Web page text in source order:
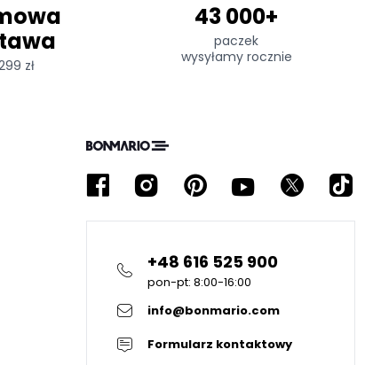
zł
43 000+
paczek
wysyłamy rocznie
+48 616 525 900
pon-pt: 8:00-16:00
info@bonmario.com
Formularz kontaktowy